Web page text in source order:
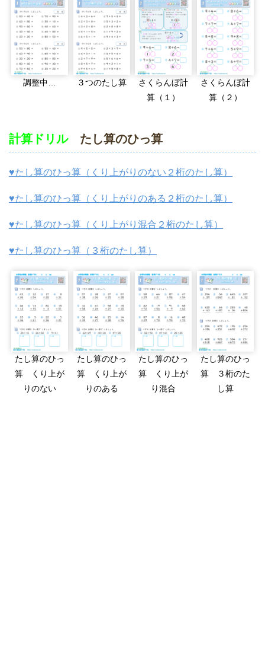
調整中… ３つのたし算
さくらんぼ計
算（１）
さくらんぼ計
算（２）
計算ドリル たし算のひっ算
♥たし算のひっ算（くり上がりのない２桁のたし算）
♥たし算のひっ算（くり上がりのある２桁のたし算）
♥たし算のひっ算（くり上がり混合２桁のたし算）
♥たし算のひっ算（３桁のたし算）
たし算のひっ
算 くり上が
りのない
たし算のひっ
算 くり上が
りのある
たし算のひっ
算 くり上が
り混合
たし算のひっ
算 ３桁のた
し算